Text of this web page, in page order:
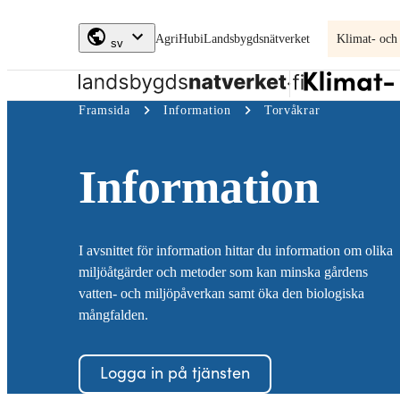
sv AgriHubiLandsbygdsnätverket Klimat-
Klimat-
och
Framsida Information Torvåkrar
Information
I avsnittet för information hittar du information om olika
miljöåtgärder och metoder som kan minska gårdens
vatten- och miljöpåverkan samt öka den biologiska
mångfalden.
Logga in på tjänsten